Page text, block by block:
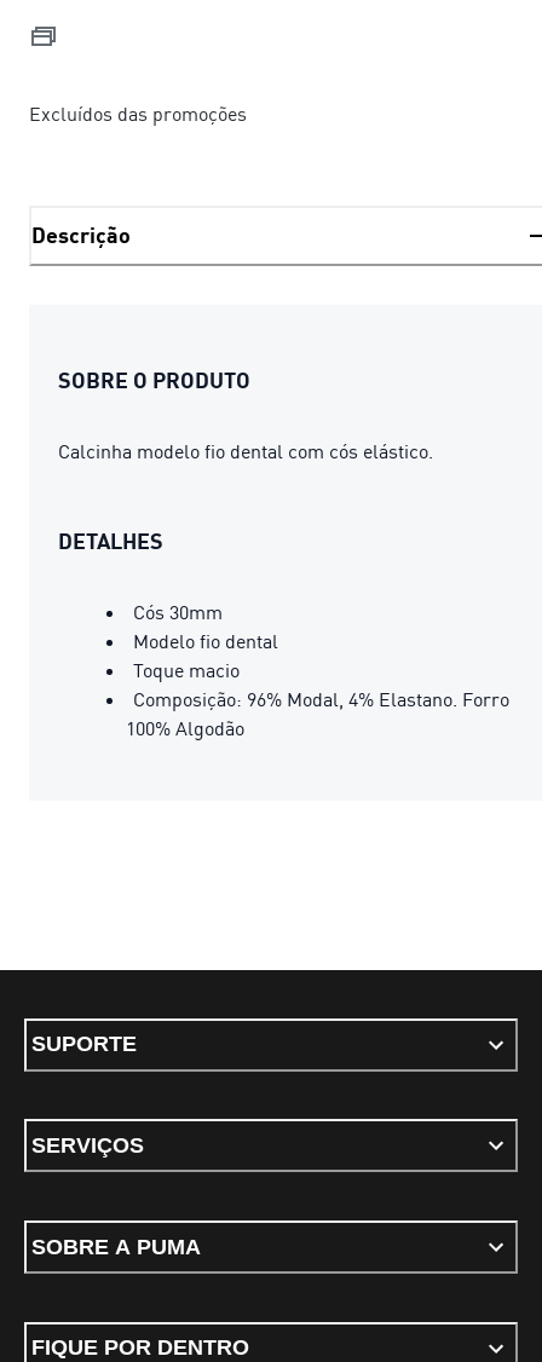
Excluídos das promoções
Descrição
SOBRE O PRODUTO
Calcinha modelo fio dental com cós elástico.
DETALHES
Cós 30mm
Modelo fio dental
Toque macio
Composição: 96% Modal, 4% Elastano. Forro
100% Algodão
SUPORTE
SERVIÇOS
SOBRE A PUMA
FIQUE POR DENTRO